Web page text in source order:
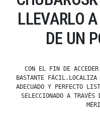
LLEVARLO
DE UN
CON EL FIN DE
BASTANTE FÁCIL.LOCALIZA
ADECUADO Y PERFECTO
SELECCIONADO A